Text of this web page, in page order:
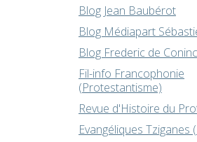
Blog Jean Baubérot
Blog Médiapart
Blog Frederic de
Fil-info Francophonie
(Protestantisme)
Revue d'Histoire du
Evangéliques Tziganes